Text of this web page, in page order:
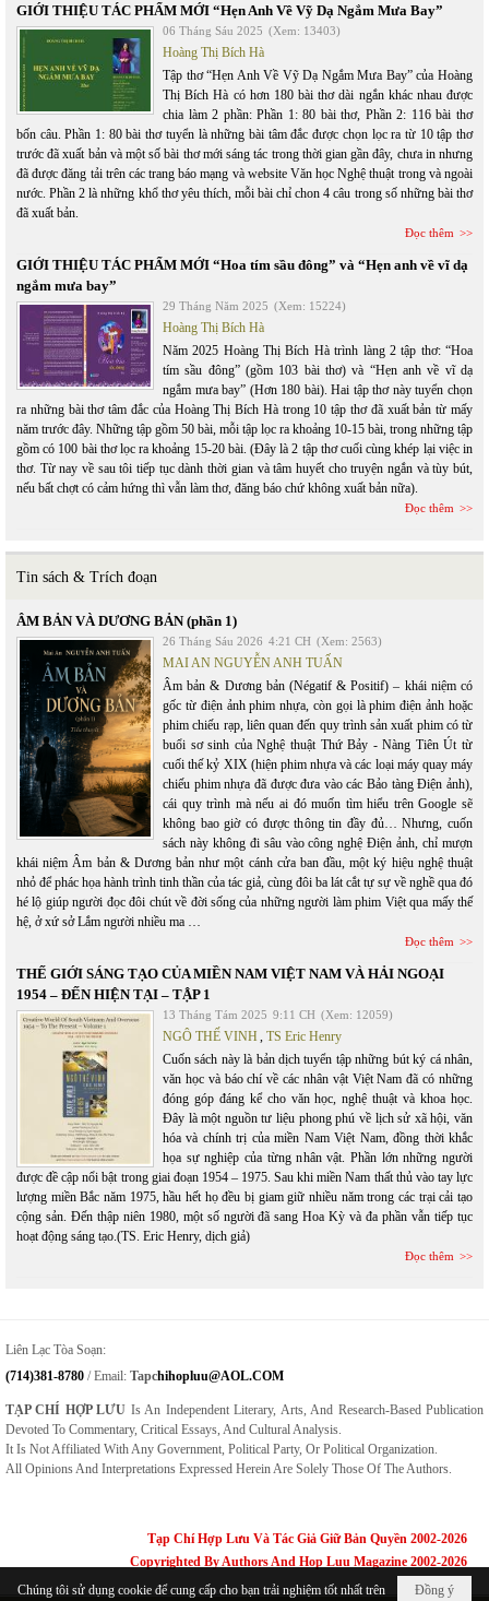
GIỚI THIỆU TÁC PHẨM MỚI “Hẹn Anh Về Vỹ Dạ Ngắm Mưa Bay”
06 Tháng Sáu 2025 (Xem: 13403)
Hoàng Thị Bích Hà
Tập thơ “Hẹn Anh Về Vỹ Dạ Ngắm Mưa Bay” của Hoàng
Thị Bích Hà có hơn 180 bài thơ dài ngắn khác nhau được
chia làm 2 phần: Phần 1: 80 bài thơ, Phần 2: 116 bài thơ
bốn câu. Phần 1: 80 bài thơ tuyển là những bài tâm đắc được chọn lọc ra từ 10 tập thơ
trước đã xuất bản và một số bài thơ mới sáng tác trong thời gian gần đây, chưa in nhưng
đã được đăng tải trên các trang báo mạng và website Văn học Nghệ thuật trong và ngoài
nước. Phần 2 là những khổ thơ yêu thích, mỗi bài chỉ chon 4 câu trong số những bài thơ
đã xuất bản.
Đọc thêm
GIỚI THIỆU TÁC PHẨM MỚI “Hoa tím sầu đông” và “Hẹn anh về vĩ dạ
ngắm mưa bay”
29 Tháng Năm 2025 (Xem: 15224)
Hoàng Thị Bích Hà
Năm 2025 Hoàng Thị Bích Hà trình làng 2 tập thơ: “Hoa
tím sầu đông” (gồm 103 bài thơ) và “Hẹn anh về vĩ dạ
ngắm mưa bay” (Hơn 180 bài). Hai tập thơ này tuyển chọn
ra những bài thơ tâm đắc của Hoàng Thị Bích Hà trong 10 tập thơ đã xuất bản từ mấy
năm trước đây. Những tập gồm 50 bài, mỗi tập lọc ra khoảng 10-15 bài, trong những tập
gồm có 100 bài thơ lọc ra khoảng 15-20 bài. (Đây là 2 tập thơ cuối cùng khép lại việc in
thơ. Từ nay về sau tôi tiếp tục dành thời gian và tâm huyết cho truyện ngắn và tùy bút,
nếu bất chợt có cảm hứng thì vẫn làm thơ, đăng báo chứ không xuất bản nữa).
Đọc thêm
Tin sách & Trích đoạn
ÂM BẢN VÀ DƯƠNG BẢN (phần 1)
26 Tháng Sáu 2026 4:21 CH (Xem: 2563)
MAI AN NGUYỄN ANH TUẤN
Âm bản & Dương bản (Négatif & Positif) – khái niệm có
gốc từ điện ảnh phim nhựa, còn gọi là phim điện ảnh hoặc
phim chiếu rạp, liên quan đến quy trình sản xuất phim có từ
buổi sơ sinh của Nghệ thuật Thứ Bảy - Nàng Tiên Út từ
cuối thế kỷ XIX (hiện phim nhựa và các loại máy quay máy
chiếu phim nhựa đã được đưa vào các Bảo tàng Điện ảnh),
cái quy trình mà nếu ai đó muốn tìm hiểu trên Google sẽ
không bao giờ có được thông tin đầy đủ… Nhưng, cuốn
sách này không đi sâu vào công nghệ Điện ảnh, chỉ mượn
khái niệm Âm bản & Dương bản như một cánh cửa ban đầu, một ký hiệu nghệ thuật
nhỏ để phác họa hành trình tinh thần của tác giả, cùng đôi ba lát cắt tự sự về nghề qua đó
hé lộ giúp người đọc đôi chút về đời sống của những người làm phim Việt qua mấy thế
hệ, ở xứ sở Lắm người nhiều ma …
Đọc thêm
THẾ GIỚI SÁNG TẠO CỦA MIỀN NAM VIỆT NAM VÀ HẢI NGOẠI
1954 – ĐẾN HIỆN TẠI – TẬP 1
13 Tháng Tám 2025 9:11 CH (Xem: 12059)
NGÔ THẾ VINH, TS Eric Henry
Cuốn sách này là bản dịch tuyển tập những bút ký cá nhân,
văn học và báo chí về các nhân vật Việt Nam đã có những
đóng góp đáng kể cho văn học, nghệ thuật và khoa học.
Đây là một nguồn tư liệu phong phú về lịch sử xã hội, văn
hóa và chính trị của miền Nam Việt Nam, đồng thời khắc
họa sự nghiệp của từng nhân vật. Phần lớn những người
được đề cập nổi bật trong giai đoạn 1954 – 1975. Sau khi miền Nam thất thủ vào tay lực
lượng miền Bắc năm 1975, hầu hết họ đều bị giam giữ nhiều năm trong các trại cải tạo
cộng sản. Đến thập niên 1980, một số người đã sang Hoa Kỳ và đa phần vẫn tiếp tục
hoạt động sáng tạo.(TS. Eric Henry, dịch giả)
Đọc thêm
Liên Lạc Tòa Soạn:
(714)381-8780 / Email: TapcHihopluu@AOL.COM
TẠP CHÍ HỢP LƯU Is An Independent Literary, Arts, And Research-Based Publication
Devoted To Commentary, Critical Essays, And Cultural Analysis.
It Is Not Affiliated With Any Government, Political Party, Or Political Organization.
All Opinions And Interpretations Expressed Herein Are Solely Those Of The Authors.
Tạp Chí Hợp Lưu Và Tác Giả Giữ Bản Quyền 2002-2026
Copyrighted By Authors And Hop Luu Magazine 2002-2026
Đồng ý
Chúng tôi sử dụng cookie để cung cấp cho bạn trải nghiệm tốt nhất trên